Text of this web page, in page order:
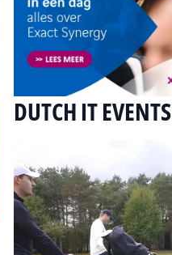
DUTCH IT EVENTS